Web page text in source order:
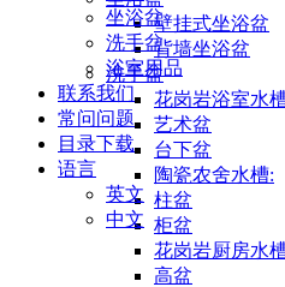
壁挂式坐浴盆
背墙坐浴盆
洗手盆
花岗岩浴室水
艺术盆
台下盆
陶瓷农舍水槽:
柱盆
柜盆
花岗岩厨房水
高盆
坐浴盆
洗手盆
浴室用品
联系我们
常问问题
目录下载
语言
英文
中文